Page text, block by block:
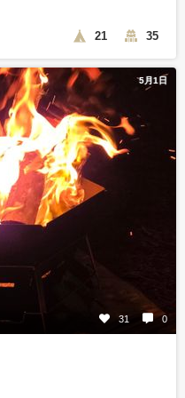
21 35
5月1日
31 0